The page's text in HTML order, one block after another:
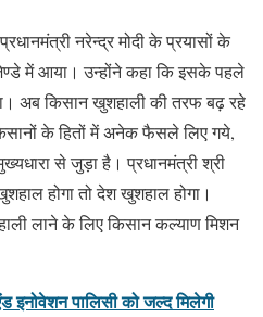
नरेन्द्र मोदी के प्रयासों के
में आया। उन्होंने कहा कि इसके पहले
अब किसान खुशहाली की तरफ बढ़ रहे
के हितों में अनेक फैसले लिए गये,
से जुड़ा है। प्रधानमंत्री श्री
होगा तो देश खुशहाल होगा।
लाने के लिए किसान कल्याण मिशन
इनोवेशन पालिसी को जल्द मिलेगी